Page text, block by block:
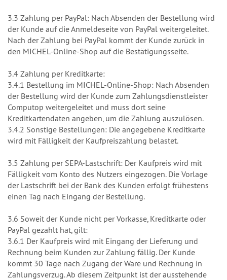
3.3 Zahlung per PayPal: Nach Absenden der Bestellung wird
der Kunde auf die Anmeldeseite von PayPal weitergeleitet.
Nach der Zahlung bei PayPal kommt der Kunde zurück in
den MICHEL-Online-Shop auf die Bestätigungsseite.
3.4 Zahlung per Kreditkarte:
3.4.1 Bestellung im MICHEL-Online-Shop: Nach Absenden
der Bestellung wird der Kunde zum Zahlungsdienstleister
Computop weitergeleitet und muss dort seine
Kreditkartendaten angeben, um die Zahlung auszulösen.
3.4.2 Sonstige Bestellungen: Die angegebene Kreditkarte
wird mit Fälligkeit der Kaufpreiszahlung belastet.
3.5 Zahlung per SEPA-Lastschrift: Der Kaufpreis wird mit
Fälligkeit vom Konto des Nutzers eingezogen. Die Vorlage
der Lastschrift bei der Bank des Kunden erfolgt frühestens
einen Tag nach Eingang der Bestellung.
3.6 Soweit der Kunde nicht per Vorkasse, Kreditkarte oder
PayPal gezahlt hat, gilt:
3.6.1 Der Kaufpreis wird mit Eingang der Lieferung und
Rechnung beim Kunden zur Zahlung fällig. Der Kunde
kommt 30 Tage nach Zugang der Ware und Rechnung in
Zahlungsverzug. Ab diesem Zeitpunkt ist der ausstehende